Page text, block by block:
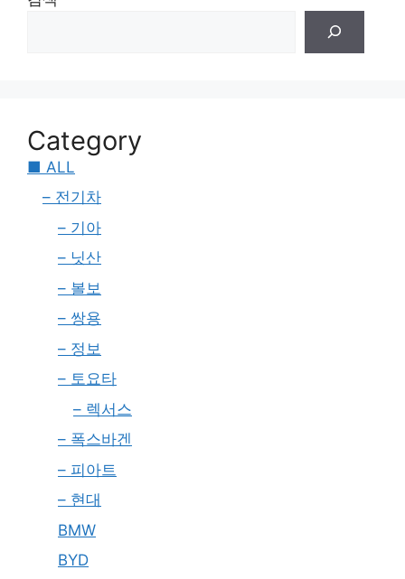
Category
■ ALL
– 전기차
– 기아
– 닛산
– 볼보
– 쌍용
– 정보
– 토요타
– 렉서스
– 폭스바겐
– 피아트
– 현대
BMW
BYD